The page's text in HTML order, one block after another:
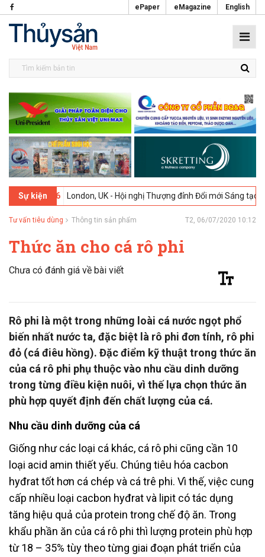
ePaper eMagazine English
Sự kiện
2026 London, UK - Hội nghị Thượng đỉnh Đổi mới Sáng tạo trong
Tư vấn tiêu dùng Thông tin sản phẩm T2, 06/07/2020 10:12
Thức ăn cho cá rô phi
Chưa có đánh giá về bài viết
Rô phi là một trong những loài cá nước ngọt phổ
biến nhất nước ta, đặc biệt là rô phi đơn tính, rô phi
đỏ (cá điêu hồng). Đặc điểm kỹ thuật trong thức ăn
của cá rô phi phụ thuộc vào nhu cầu dinh dưỡng
trong từng điều kiện nuôi, vì thế lựa chọn thức ăn
phù hợp quyết định đến chất lượng của cá.
Nhu cầu dinh dưỡng của cá
Giống như các loại cá khác, cá rô phi cũng cần 10
loại acid amin thiết yếu. Chúng tiêu hóa cacbon
hyđrat tốt hơn cá chép và cá trê phi. Vì thế, việc cung
cấp nhiều loại cacbon hyđrat và lipit có tác dụng
tăng hiệu quả của protein trong chế độ ăn. Trong
khẩu phần ăn của cá rô phi thì lượng protein phù hợp
từ 18 – 35% tùy theo từng giai đoạn phát triển của